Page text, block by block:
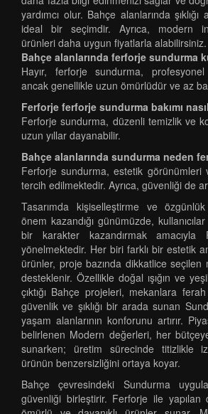
yardımcı olur. Bahçe alanlarında
ideal bir seçimdir. Ayrıca, modern
ürünleri daha uygun fiyatlarla alabilirsiniz.
Bahçe alanlarında ferforje sundurma
Hayır, ferforje sundurma,
ancak genellikle uzun ömürlüdür ve az
Ferforje ferforje sundurma bakımı
Ferforje sundurma, düzenli temizlik ve
uzun yıllar dayanabilir.
Bahçe alanlarında sundurma neden
Ferforje sundurma, estetik görünümleri
tercih edilmektedir. Ayrıca, güvenliği de
Tasarımda kişiselleştirme ve özgünlük
önem kazandığı günümüzde,
bir karakter kazandırmak amacıyla
yönelmektedir. Her biri farklı bir estetik
ürünler, proje bazında dikkatlice seçilen
desteklenir. Özellikle doğal ışığın ve
çıktığı Bahçe projeleri, mekanlara
güvenlik ve şıklığı bir arada sunan
yaşam alanlarının konforunu artırır.
belirlenen Modern değerleri, her
sunarken; üretim sürecinde titizlikle
ürünün benzersizliğini ortaya koyar.
Bahçe çevresindeki Sundurma
güvenliği birleştirir. Ferforje ile yapılan